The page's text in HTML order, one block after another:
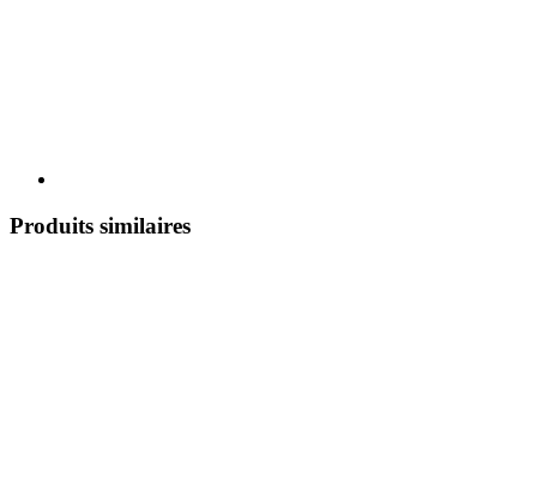
Produits similaires